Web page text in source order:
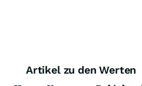
Artikel zu den Werten